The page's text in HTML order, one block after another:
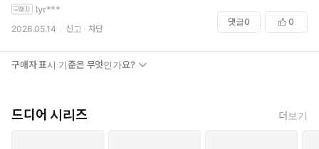
lyr***
2026.05.14 신고 차단
댓글0 0
구매자 표시 기준은 무엇인가요?
드디어 시리즈 더보기